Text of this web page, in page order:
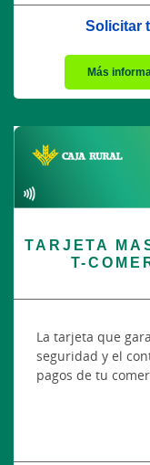
Solicitar
Más
TARJETA
T-
La tarjeta que
seguridad y el
pagos de tu